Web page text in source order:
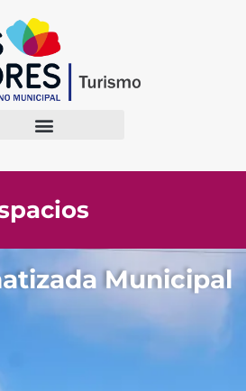
Municipal